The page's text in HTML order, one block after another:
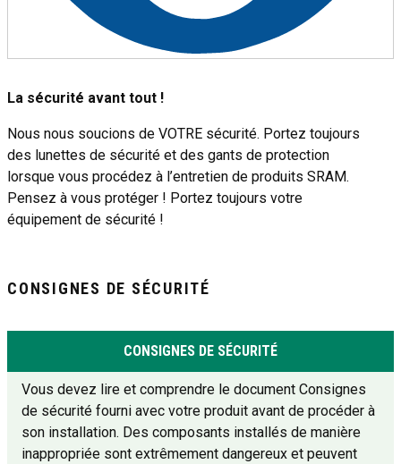
La sécurité avant tout !
Nous nous soucions de VOTRE sécurité. Portez toujours
des lunettes de sécurité et des gants de protection
lorsque vous procédez à l’entretien de produits SRAM.
Pensez à vous protéger ! Portez toujours votre
équipement de sécurité !
CONSIGNES DE SÉCURITÉ
CONSIGNES DE SÉCURITÉ
Vous devez lire et comprendre le document Consignes
de sécurité fourni avec votre produit avant de procéder à
son installation. Des composants installés de manière
inappropriée sont extrêmement dangereux et peuvent